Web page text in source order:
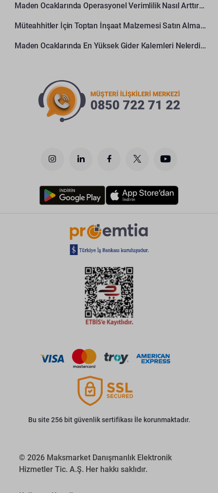
Maden Ocaklarında Operasyonel Verimlilik Nasıl Arttırılır?
Müteahhitler İçin Toptan İnşaat Malzemesi Satın Alma Rehberi
Maden Ocaklarında En Yüksek Gider Kalemleri Nelerdir?
Bu site 256 bit güvenlik sertifikası İle korunmaktadır.
© 2026 Maksmarket Danışmanlık Elektronik
Hizmetler Tic. A.Ş. Her hakkı saklıdır.